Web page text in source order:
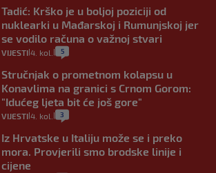
Tadić: Krško je u boljoj poziciji od
nuklearki u Mađarskoj i Rumunjskoj jer
se vodilo računa o važnoj stvari
VIJESTI 4. kol. 5
Stručnjak o prometnom kolapsu u
Konavlima na granici s Crnom Gorom:
"Idućeg ljeta bit će još gore"
VIJESTI 4. kol. 3
Iz Hrvatske u Italiju može se i preko
mora. Provjerili smo brodske linije i
cijene